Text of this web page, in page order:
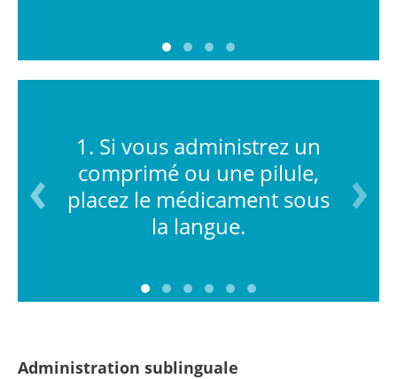
1. Si vous administrez un
comprimé ou une pilule,
placez le médicament sous
la langue.
Administration sublinguale